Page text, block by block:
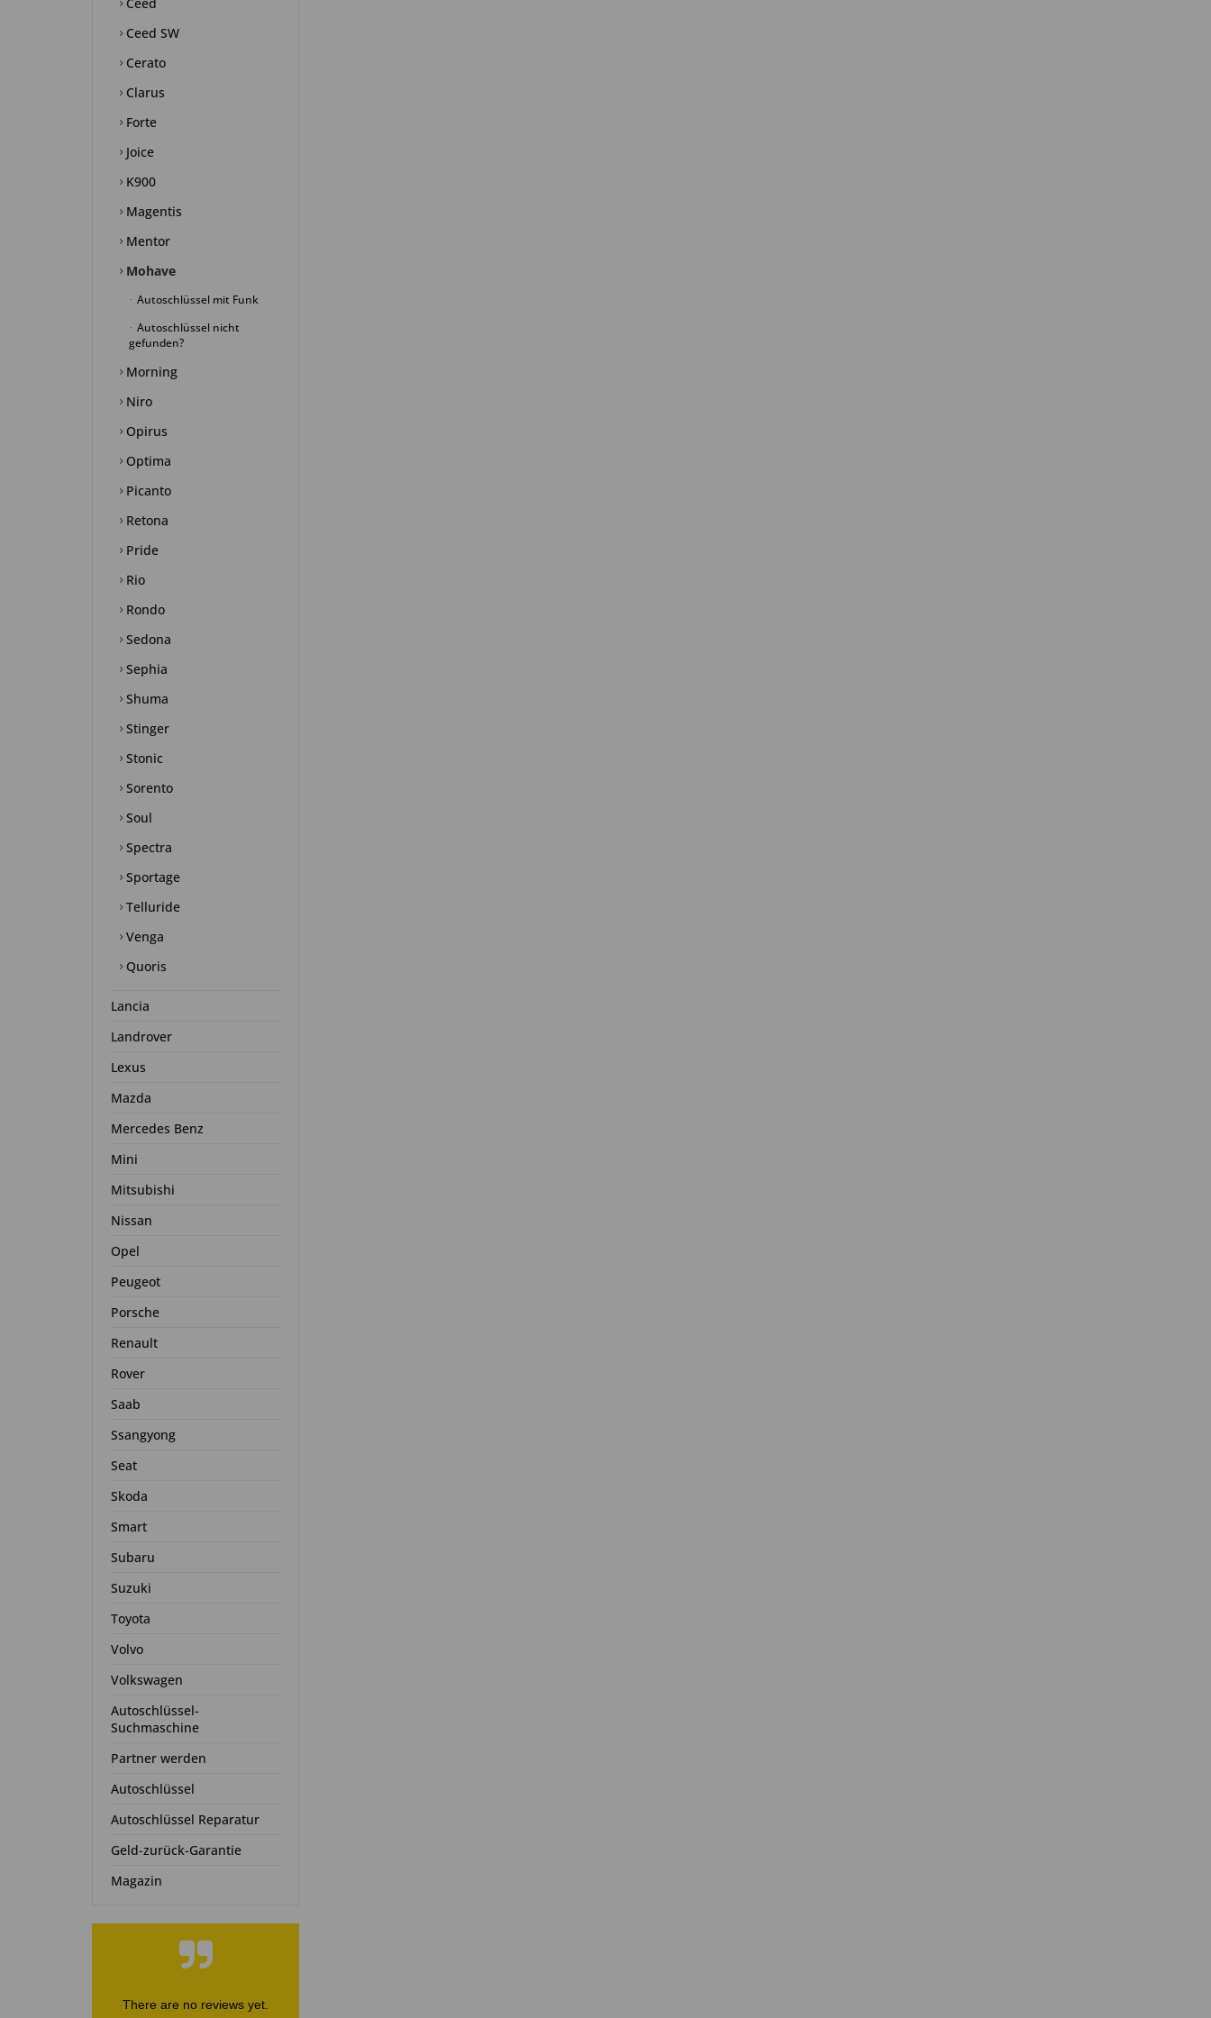
Ceed SW
Cerato
Clarus
Forte
Joice
K900
Magentis
Mentor
Mohave
Autoschlüssel mit Funk
Autoschlüssel nicht
gefunden?
Morning
Niro
Opirus
Optima
Picanto
Retona
Pride
Rio
Rondo
Sedona
Sephia
Shuma
Stinger
Stonic
Sorento
Soul
Spectra
Sportage
Telluride
Venga
Quoris
Lancia
Landrover
Lexus
Mazda
Mercedes Benz
Mini
Mitsubishi
Nissan
Opel
Peugeot
Porsche
Renault
Rover
Saab
Ssangyong
Seat
Skoda
Smart
Subaru
Suzuki
Toyota
Volvo
Volkswagen
Autoschlüssel-
Suchmaschine
Partner werden
Autoschlüssel
Autoschlüssel Reparatur
Geld-zurück-Garantie
Magazin
There are no reviews yet.